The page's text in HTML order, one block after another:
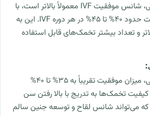
در این گروه سنی، شانس موفقیت IVF معمولاً بالاتر است، با
میانگین موفقیت حدود ۴۰% تا ۴۵% در هر دوره IVF. این به
و تعداد بیشتر تخمک‌های قابل استفاده
در این گروه سنی، میزان موفقیت تقریباً به ۳۵% تا ۴۰%
تخمک‌ها به تدریج با بالا رفتن سن
می‌تواند شانس لقاح و توسعه جنین سالم